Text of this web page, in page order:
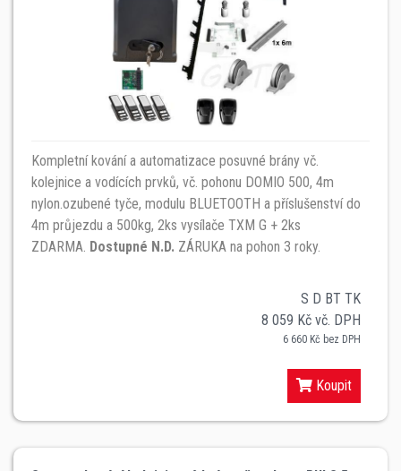
Kompletní kování a automatizace posuvné brány vč.
kolejnice a vodících prvků, vč. pohonu DOMIO 500, 4m
nylon.ozubené tyče, modulu BLUETOOTH a příslušenství do
4m průjezdu a 500kg, 2ks vysílače TXM G + 2ks
ZDARMA. Dostupné N.D. ZÁRUKA na pohon 3 roky.
S D BT TK
8 059 Kč vč. DPH
6 660 Kč bez DPH
Koupit